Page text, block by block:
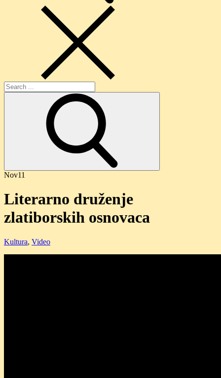
Search
for:
Nov11
Literarno druženje
zlatiborskih osnovaca
Kultura, Video